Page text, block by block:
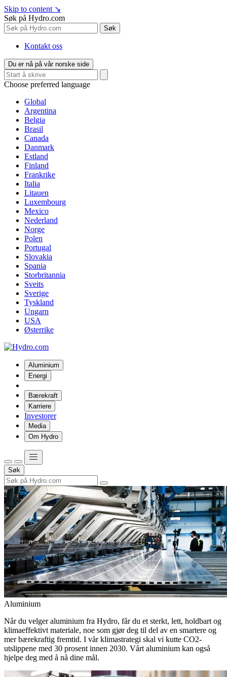
Skip to content ↘
Søk på Hydro.com
Søk
Kontakt oss
Du er nå på vår norske side
Choose preferred language
Global
Argentina
Belgia
Brasil
Canada
Danmark
Estland
Finland
Frankrike
Italia
Litauen
Luxembourg
Mexico
Nederland
Norge
Polen
Portugal
Slovakia
Spania
Storbritannia
Sveits
Sverige
Tyskland
Ungarn
USA
Østerrike
Aluminium
Energi
Bærekraft
Karriere
Investorer
Media
Om Hydro
Søk
Aluminium
Når du velger aluminium fra Hydro, får du et sterkt, lett, holdbart og
klimaeffektivt materiale, noe som gjør deg til del av en smartere og
mer bærekraftig fremtid. I vår klimastrategi skal vi kutte CO2-
utslippene med 30 prosent innen 2030. Vårt aluminium kan også
hjelpe deg med å nå dine mål.